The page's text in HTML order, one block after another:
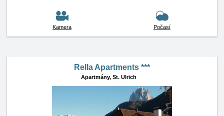
Kamera Počasí
Rella Apartments ***
Apartmány, St. Ulrich